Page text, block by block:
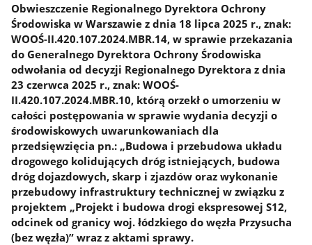
Obwieszczenie Regionalnego Dyrektora Ochrony
Środowiska w Warszawie z dnia 18 lipca 2025 r., znak:
WOOŚ-II.420.107.2024.MBR.14, w sprawie przekazania
do Generalnego Dyrektora Ochrony Środowiska
odwołania od decyzji Regionalnego Dyrektora z dnia
23 czerwca 2025 r., znak: WOOŚ-
II.420.107.2024.MBR.10, którą orzekł o umorzeniu w
całości postępowania w sprawie wydania decyzji o
środowiskowych uwarunkowaniach dla
przedsięwzięcia pn.: „Budowa i przebudowa układu
drogowego kolidujących dróg istniejących, budowa
dróg dojazdowych, skarp i zjazdów oraz wykonanie
przebudowy infrastruktury technicznej w związku z
projektem „Projekt i budowa drogi ekspresowej S12,
odcinek od granicy woj. łódzkiego do węzła Przysucha
(bez węzła)” wraz z aktami sprawy.